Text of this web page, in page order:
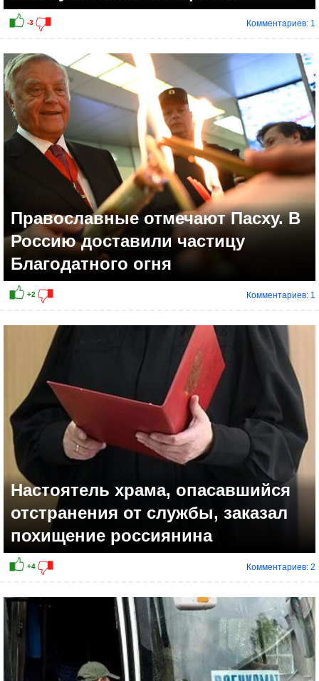
Комментариев: 1
Православные отмечают Пасху. В
Россию доставили частицу
Благодатного огня
Комментариев: 1
Настоятель храма, опасавшийся
отстранения от службы, заказал
похищение россиянина
Комментариев: 2